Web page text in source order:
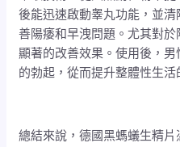
後能迅速啟動睾丸功能，並
善陽痿和早洩問題。尤其對
顯著的改善效果。使用後，
的勃起，從而提升整體性生活
總結來說，德國黑螞蟻生精